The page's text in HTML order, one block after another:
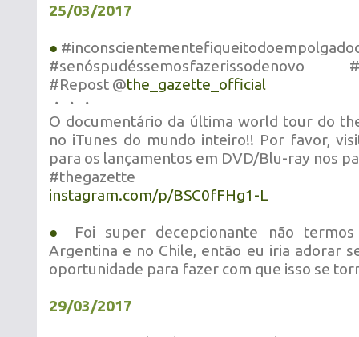
25/03/2017
●
#senóspudéssemosfazerissodenovo
#Repost @the_gazette_official
・・・
O documentário da última world tour do
no iTunes do mundo inteiro!! Por favor,
para os lançamentos em DVD/Blu-ray nos
#thegazette
instagram.com/p/BSC0fFHg1-L
●
Foi super decepcionante não
Argentina e no Chile, então eu iria adorar
oportunidade para fazer com que isso se
29/03/2017